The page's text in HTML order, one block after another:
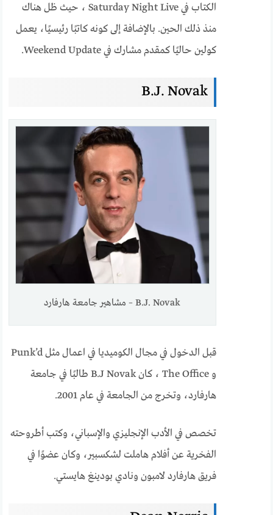
الكتاب في Saturday Night Live ، حيث ظل هناك
منذ ذلك الحين. بالإضافة إلى كونه كاتبًا رئيسيًا، يعمل
كولين حاليًا كمقدم مشارك في Weekend Update.
B.J. Novak
B.J. Novak – مشاهير جامعة هارفارد
قبل الدخول في مجال الكوميديا في اعمال مثل Punk’d
و The Office ، كان B.J Novak طالبًا في جامعة
هارفارد، وتخرج من الجامعة في عام 2001.
تخصص في الأدب الإنجليزي والإسباني، وكتب أطروحته
الفخرية عن أفلام هاملت لشكسبير، وكان عضوًا في
فريق هارفارد لامبون ونادي بودينغ هايستي.